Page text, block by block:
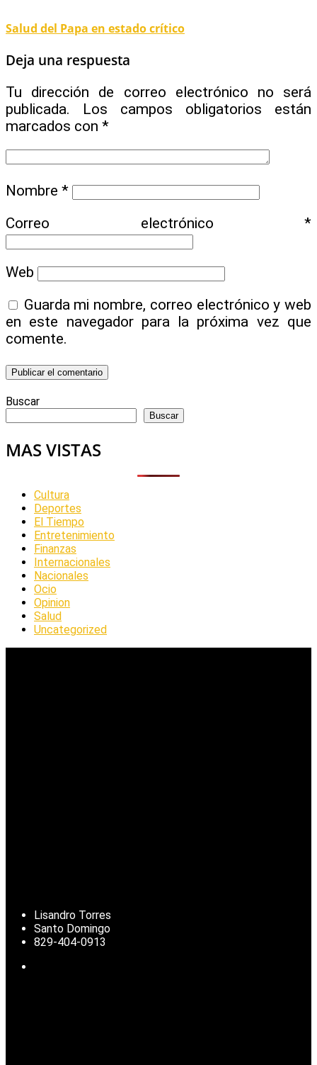
Salud del Papa en estado crítico
Deja una respuesta
Tu dirección de correo electrónico no será
publicada.
Los campos obligatorios están
marcados con *
Nombre *
Correo electrónico *
Web
Guarda mi nombre, correo electrónico y web
en este navegador para la próxima vez que
comente.
Buscar
Buscar
MAS VISTAS
Cultura
Deportes
El Tiempo
Entretenimiento
Finanzas
Internacionales
Nacionales
Ocio
Opinion
Salud
Uncategorized
Lisandro Torres
Santo Domingo
829-404-0913